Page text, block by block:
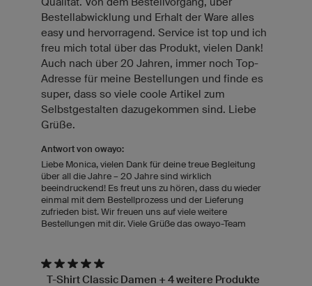
Bestellabwicklung und Erhalt der Ware alles
easy und hervorragend. Service ist top und ich
freu mich total über das Produkt, vielen Dank!
Auch nach über 20 Jahren, immer noch Top-
Adresse für meine Bestellungen und finde es
super, dass so viele coole Artikel zum
Selbstgestalten dazugekommen sind. Liebe
Grüße.
Antwort von owayo:
Liebe Monica, vielen Dank für deine treue Begleitung
über all die Jahre – 20 Jahre sind wirklich
beeindruckend! Es freut uns zu hören, dass du wieder
einmal mit dem Bestellprozess und der Lieferung
zufrieden bist. Wir freuen uns auf viele weitere
Bestellungen mit dir. Viele Grüße das owayo-Team
T-Shirt Classic Damen + 4 weitere Produkte